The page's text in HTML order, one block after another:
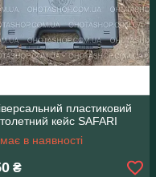
пластиковий
кейс SAFARI
в наявності
₴